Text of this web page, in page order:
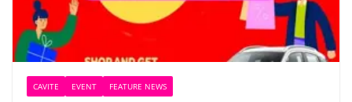
CAVITE EVENT FEATURE NEWS